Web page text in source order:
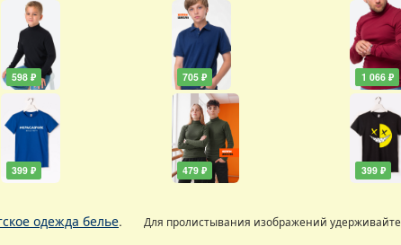
598 ₽
399 ₽
705 ₽
479 ₽
1 066 ₽
399 ₽
одежда белье. Для пролистывания изображений удерживайте